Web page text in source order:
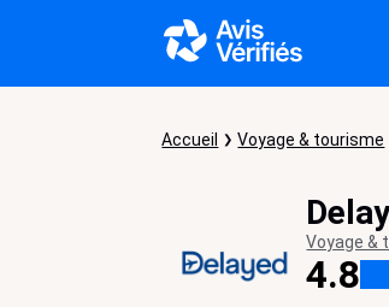
Accueil Voyage & tourisme
Voyage &
4.8